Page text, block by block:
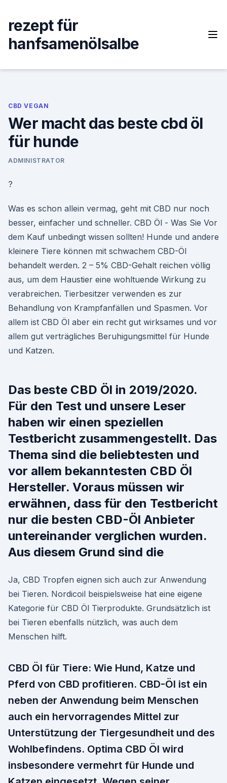
content
rezept für
hanfsamenölsalbe
CBD VEGAN
Wer macht das beste cbd öl
für hunde
ADMINISTRATOR
?
Was es schon allein vermag, geht mit CBD nur noch
besser, einfacher und schneller. CBD Öl - Was Sie Vor
dem Kauf unbedingt wissen sollten! Hunde und andere
kleinere Tiere können mit schwachem CBD-Öl
behandelt werden. 2 – 5% CBD-Gehalt reichen völlig
aus, um dem Haustier eine wohltuende Wirkung zu
verabreichen. Tierbesitzer verwenden es zur
Behandlung von Krampfanfällen und Spasmen. Vor
allem ist CBD Öl aber ein recht gut wirksames und vor
allem gut verträgliches Beruhigungsmittel für Hunde
und Katzen.
Das beste CBD Öl in 2019/2020.
Für den Test und unsere Leser
haben wir einen speziellen
Testbericht zusammengestellt. Das
Thema sind die beliebtesten und
vor allem bekanntesten CBD Öl
Hersteller. Voraus müssen wir
erwähnen, dass für den Testbericht
nur die besten CBD-Öl Anbieter
untereinander verglichen wurden.
Aus diesem Grund sind die
Ja, CBD Tropfen eignen sich auch zur Anwendung
bei Tieren. Nordicoil beispielsweise hat eine eigene
Kategorie für CBD Öl Tierprodukte. Grundsätzlich ist
bei Tieren ebenfalls nützlich, was auch dem
Menschen hilft.
CBD Öl für Tiere: Wie Hund, Katze und
Pferd von CBD profitieren. CBD-Öl ist ein
neben der Anwendung beim Menschen
auch ein hervorragendes Mittel zur
Unterstützung der Tiergesundheit und des
Wohlbefindens. Optima CBD Öl wird
insbesondere vermehrt für Hunde und